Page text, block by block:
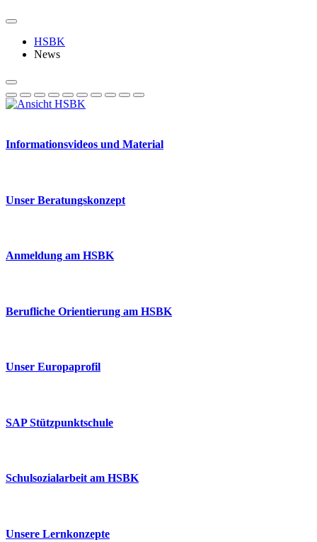
HSBK
News
Informationsvideos und Material
Unser Beratungskonzept
Anmeldung am HSBK
Berufliche Orientierung am HSBK
Unser Europaprofil
SAP Stützpunktschule
Schulsozialarbeit am HSBK
Unsere Lernkonzepte